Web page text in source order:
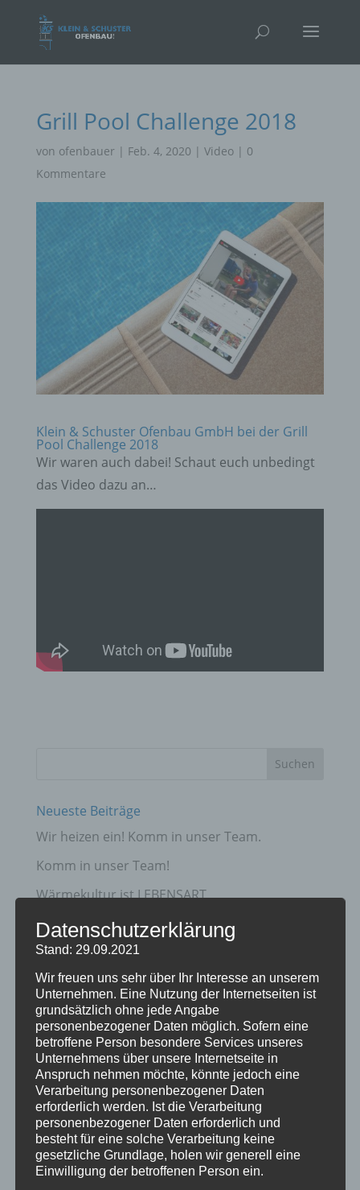
Grill Pool Challenge 2018
von ofenbauer | Feb. 4, 2020 | Video| 0
Kommentare
Klein & Schuster Ofenbau GmbH bei der Grill
Pool Challenge 2018
Wir waren auch dabei! Schaut euch unbedingt
das Video dazu an…
Neueste Beiträge
Wir heizen ein! Komm in unser Team.
Komm in unser Team!
Wärmekultur ist LEBENSART
Schutz ihres Fußbodens vor Funkenflug.
Nutzung regenerativer Energien senkt die
Treibhausemissionen
Kategorien
Allgemein
Downloads
Partner
Video
Wissenswertes
Datenschutzerklärung
Stand: 29.09.2021
Wir freuen uns sehr über Ihr Interesse an unserem
Unternehmen. Eine Nutzung der Internetseiten ist
grundsätzlich ohne jede Angabe
personenbezogener Daten möglich. Sofern eine
betroffene Person besondere Services unseres
Unternehmens über unsere Internetseite in
Anspruch nehmen möchte, könnte jedoch eine
Verarbeitung personenbezogener Daten
erforderlich werden. Ist die Verarbeitung
personenbezogener Daten erforderlich und
besteht für eine solche Verarbeitung keine
gesetzliche Grundlage, holen wir generell eine
Einwilligung der betroffenen Person ein.